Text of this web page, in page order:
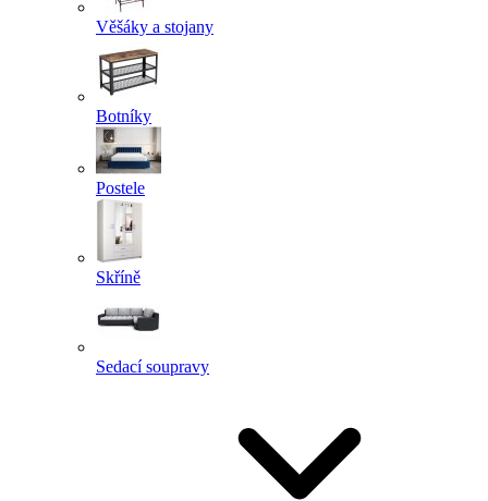
Věšáky a stojany
Botníky
Postele
Skříně
Sedací soupravy